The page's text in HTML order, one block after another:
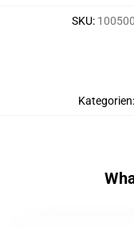
SKU:
Kategorien: